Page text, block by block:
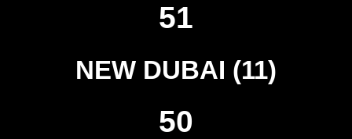
51
NEW DUBAI (11)
50